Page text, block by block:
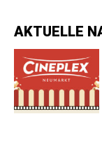
AKTUELLE